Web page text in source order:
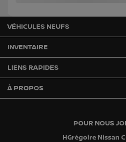
POUR NOUS
HGrégoire Nissan
VÉHICULES NEUFS
INVENTAIRE
LIENS RAPIDES
À PROPOS